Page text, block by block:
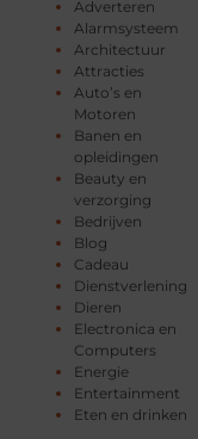
Adverteren
Alarmsysteem
Architectuur
Attracties
Auto’s en
Motoren
Banen en
opleidingen
Beauty en
verzorging
Bedrijven
Blog
Cadeau
Dienstverlening
Dieren
Electronica en
Computers
Energie
Entertainment
Eten en drinken